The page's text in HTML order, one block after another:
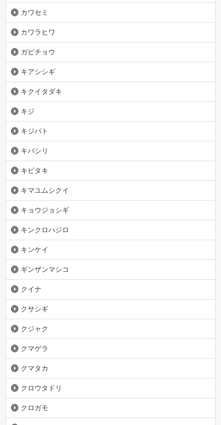
カワセミ
カワラヒワ
ガビチョウ
キアシシギ
キクイタダキ
キジ
キジバト
キバシリ
キビタキ
キマユムシクイ
キョウジョシギ
キンクロハジロ
キンケイ
ギンザンマシコ
クイナ
クサシギ
クジャク
クマゲラ
クマタカ
クロウタドリ
クロガモ